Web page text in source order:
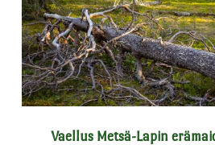
Vaellus Metsä-Lapin